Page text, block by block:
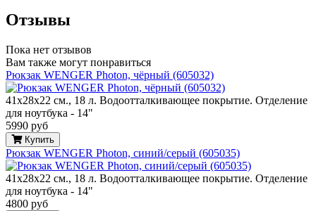
Отзывы
Пока нет отзывов
Вам также могут понравиться
Рюкзак WENGER Photon, чёрный (605032)
41х28х22 см., 18 л. Водоотталкивающее покрытие. Отделение
для ноутбука - 14"
5990 руб
Купить
Рюкзак WENGER Photon, синий/серый (605035)
41х28х22 см., 18 л. Водоотталкивающее покрытие. Отделение
для ноутбука - 14"
4800 руб